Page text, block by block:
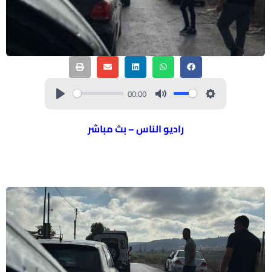
00:00
راديو الناس – بث مباشر